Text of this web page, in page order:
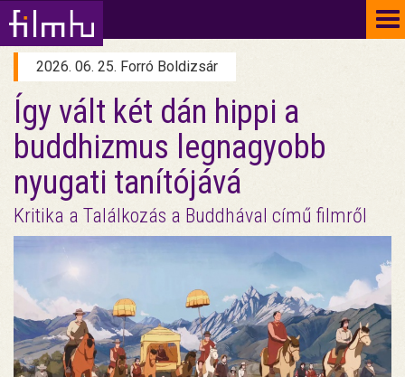
2026. 06. 25. Forró Boldizsár
Így vált két dán hippi a
buddhizmus legnagyobb
nyugati tanítójává
Kritika a Találkozás a Buddhával című filmről